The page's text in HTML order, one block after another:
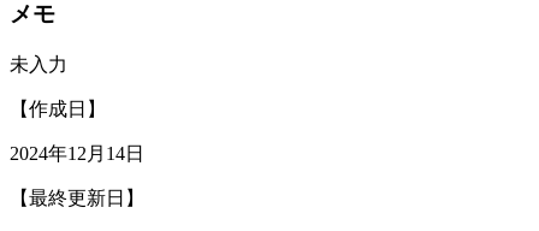
メモ
未入力
【作成日】
2024年12月14日
【最終更新日】